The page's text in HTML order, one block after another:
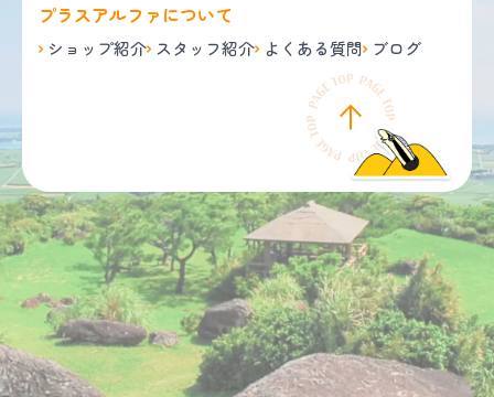
プラスアルファについて
ショップ紹介 スタッフ紹介 よくある質問 ブログ